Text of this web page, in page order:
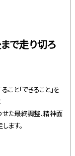
で走り切ろ
こと「できること」を
た最終調整、精神面
ます。